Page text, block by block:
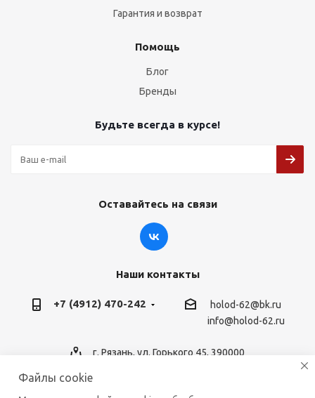
Гарантия и возврат
Помощь
Блог
Бренды
Будьте всегда в курсе!
Оставайтесь на связи
Наши контакты
+7 (4912) 470-242
holod-62@bk.ru
info@holod-62.ru
г. Рязань, ул. Горького 45, 390000
Файлы cookie